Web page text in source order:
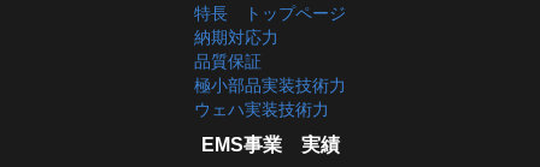
特長 トップページ
納期対応力
品質保証
極小部品実装技術力
ウェハ実装技術力
EMS事業 実績